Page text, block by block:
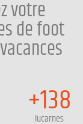
votre
de foot
+138
lucarnes